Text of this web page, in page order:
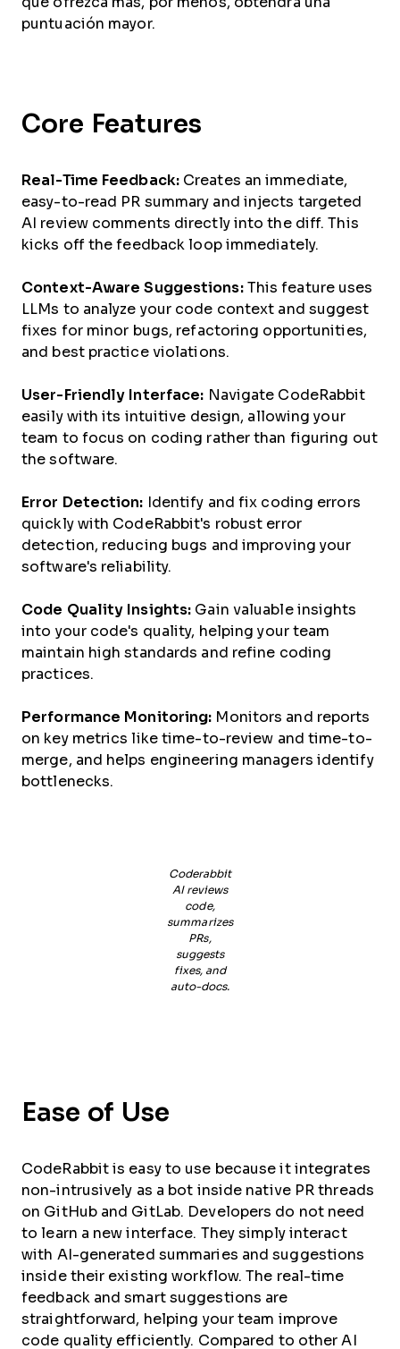
puntuación mayor.
Core Features
Real-Time Feedback:Creates an immediate,
easy-to-read PR summary and injects targeted
AI review comments directly into the diff. This
kicks off the feedback loop immediately.
Context-Aware Suggestions:This feature uses
LLMs to analyze your code context and suggest
fixes for minor bugs, refactoring opportunities,
and best practice violations.
User-Friendly Interface: Navigate CodeRabbit
easily with its intuitive design, allowing your
team to focus on coding rather than figuring out
the software.
Error Detection:
Identify and fix coding errors
quickly with CodeRabbit's robust error
detection, reducing bugs and improving your
software's reliability.
Code Quality Insights: Gain valuable insights
into your code's quality, helping your team
maintain high standards and refine coding
practices.
Performance Monitoring: Monitors and reports
on key metrics like time-to-review and time-to-
merge, and helps engineering managers identify
bottlenecks.
Coderabbit
AI reviews
code,
summarizes
PRs,
suggests
fixes, and
auto-docs.
Ease of Use
CodeRabbit is easy to use because it integrates
non-intrusively as a bot inside native PR threads
on GitHub and GitLab. Developers do not need
to learn a new interface. They simply interact
with AI-generated summaries and suggestions
inside their existing workflow. The real-time
feedback and smart suggestions are
straightforward, helping your team improve
code quality efficiently. Compared to other AI